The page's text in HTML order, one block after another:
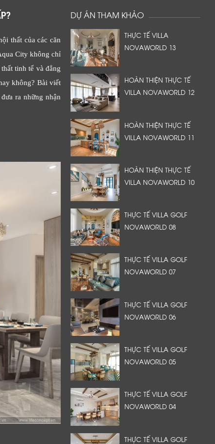
thất của các căn
City không chỉ
tinh tế và đẳng
không? Bài viết
ra những nhận
DỰ ÁN THAM KHẢO
THỰC TẾ VILLA
NOVAWORLD 13
HOÀN THIỆN THỰC TẾ
VILLA NOVAWORLD 12
HOÀN THIỆN THỰC TẾ
VILLA NOVAWORLD 11
HOÀN THIỆN THỰC TẾ
VILLA NOVAWORLD 10
THỰC TẾ VILLA GOLF
NOVAWORLD 08
THỰC TẾ VILLA GOLF
NOVAWORLD 07
THỰC TẾ VILLA GOLF
NOVAWORLD 06
THỰC TẾ VILLA GOLF
NOVAWORLD 05
THỰC TẾ VILLA GOLF
NOVAWORLD 04
THỰC TẾ VILLA GOLF